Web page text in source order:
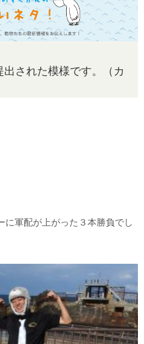
された模様です。（カ
に軍配が上がった３本勝負でし